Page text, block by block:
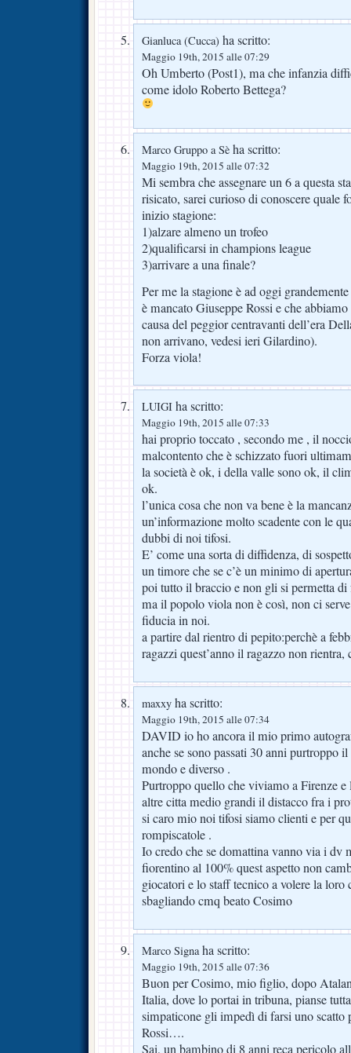
Gianluca (Cucca) ha scritto:
Maggio 19th, 2015 alle 07:29
Oh Umberto (Post1), ma che infanzia
come idolo Roberto Bettega?
Marco Gruppo a Sè ha scritto:
Maggio 19th, 2015 alle 07:32
Mi sembra che assegnare un 6 a questa
risicato, sarei curioso di conoscere quale
inizio stagione:
1)alzare almeno un trofeo
2)qualificarsi in champions league
3)arrivare a una finale?
Per me la stagione è ad oggi
è mancato Giuseppe Rossi e che
causa del peggior centravanti dell’era
non arrivano, vedesi ieri Gilardino).
Forza viola!
LUIGI ha scritto:
Maggio 19th, 2015 alle 07:33
hai proprio toccato , secondo me , il
malcontento che è schizzato fuori
la società è ok, i della valle sono ok, il
ok.
l’unica cosa che non va bene è la
un’informazione molto scadente con le
dubbi di noi tifosi.
E’ come una sorta di diffidenza, di
un timore che se c’è un minimo di
poi tutto il braccio e non gli si permetta
ma il popolo viola non è così, non ci
fiducia in noi.
a partire dal rientro di pepito:perchè a
ragazzi quest’anno il ragazzo non
maxxy ha scritto:
Maggio 19th, 2015 alle 07:34
DAVID io ho ancora il mio primo
anche se sono passati 30 anni purtroppo
mondo e diverso .
Purtroppo quello che viviamo a Firenze e
altre citta medio grandi il distacco fra i
si caro mio noi tifosi siamo clienti e per
rompiscatole .
Io credo che se domattina vanno via i dv
fiorentino al 100% quest aspetto non
giocatori e lo staff tecnico a volere la loro
sbagliando cmq beato Cosimo
Marco Signaha scritto:
Maggio 19th, 2015 alle 07:36
Buon per Cosimo, mio figlio, dopo
Italia, dove lo portai in tribuna, pianse
simpaticone gli impedì di farsi uno scatto
Rossi….
Sai, un bambino di 8 anni reca pericolo